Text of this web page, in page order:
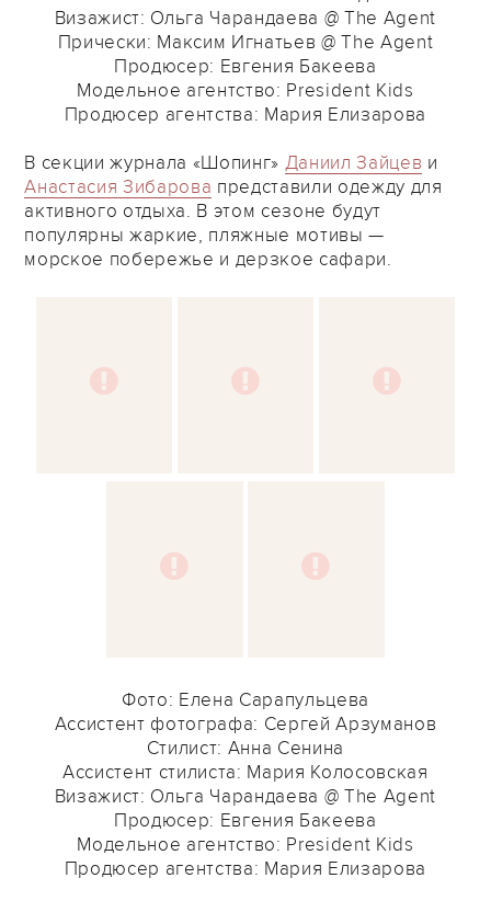
Визажист: Ольга Чарандаева @ The Agent
Прически: Максим Игнатьев @ The Agent
Продюсер: Евгения Бакеева
Модельное агентство: President Kids
Продюсер агентства: Мария Елизарова
В секции журнала «Шопинг» Даниил Зайцев и
Анастасия Зибарова представили одежду для
активного отдыха. В этом сезоне будут
популярны жаркие, пляжные мотивы —
морское побережье и дерзкое сафари.
Фото: Елена Сарапульцева
Ассистент фотографа: Сергей Арзуманов
Стилист: Анна Сенина
Ассистент стилиста: Мария Колосовская
Визажист: Ольга Чарандаева @ The Agent
Продюсер: Евгения Бакеева
Модельное агентство: President Kids
Продюсер агентства: Мария Елизарова